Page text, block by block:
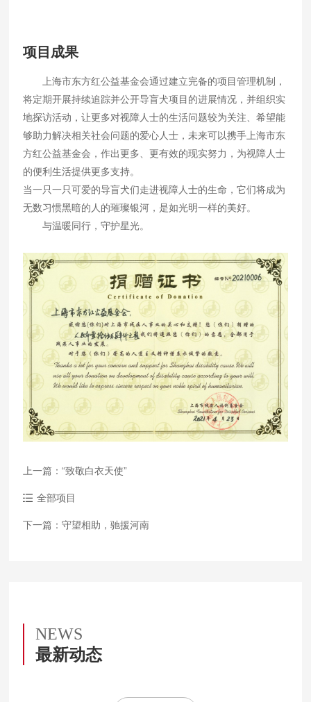
项目成果
上海市东方红公益基金会通过建立完备的项目管理机制，
将定期开展持续追踪并公开导盲犬项目的进展情况，并组织实
地探访活动，让更多对视障人士的生活问题较为关注、希望能
够助力解决相关社会问题的爱心人士，未来可以携手上海市东
方红公益基金会，作出更多、更有效的现实努力，为视障人士
的便利生活提供更多支持。
当一只一只可爱的导盲犬们走进视障人士的生命，它们将成为
无数习惯黑暗的人的璀璨银河，是如光明一样的美好。
与温暖同行，守护星光。
上一篇：“致敬白衣天使”
全部项目
下一篇：守望相助，驰援河南
NEWS
最新动态